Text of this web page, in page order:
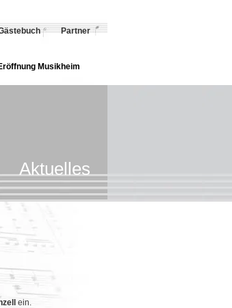
Partner
Musikheim
Aktuelles
ein.